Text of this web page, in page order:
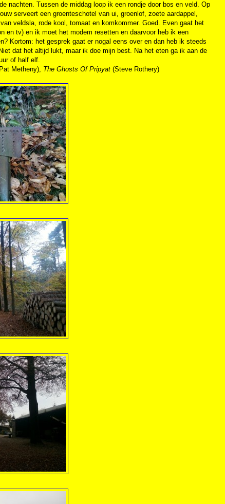
nachten. Tussen de middag loop ik een rondje door bos en veld. Op
serveert een groenteschotel van ui, groenlof, zoete aardappel,
veldsla, rode kool, tomaat en komkommer. Goed. Even gaat het
en tv) en ik moet het modem resetten en daarvoor heb ik een
Kortom: het gesprek gaat er nogal eens over en dan heb ik steeds
dat het altijd lukt, maar ik doe mijn best. Na het eten ga ik aan de
of half elf.
Metheny), The Ghosts Of Pripyat (Steve Rothery)